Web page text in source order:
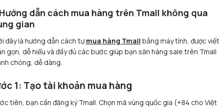
dẫn cách mua hàng trên Tmall không qua
gian
đây là hướng dẫn cách tựmua hàng Tmall bằng máy tính, được
gọn, dễ hiểu và đầy đủ các bước giúp bạn săn hàng sale trên Tmall
chóng, dễ dàng.
1: Tạo tài khoản mua hàng
tiên, bạn cần đăng ký Tmall. Chọn mã vùng quốc gia (+84 cho Việt